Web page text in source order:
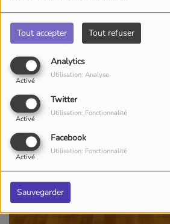
Tout accepter Tout refuser
Analytics
Activé
Utilisation: Analyse
Twitter
Activé
Utilisation: Fonctionnalité
Facebook
Activé
Utilisation: Fonctionnalité
Sauvegarder